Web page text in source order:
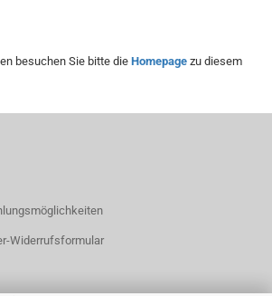
besuchen Sie bitte die Homepage zu diesem
Widerrufsformular